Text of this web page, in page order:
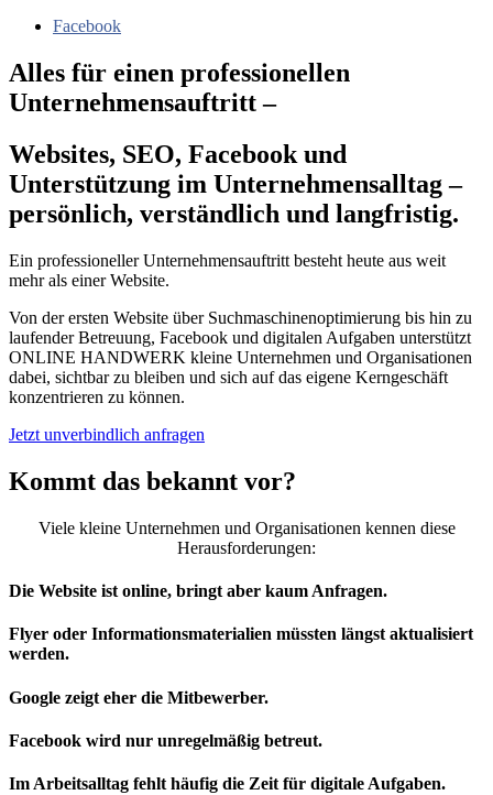
Facebook
Alles für einen professionellen
Unternehmensauftritt –
Websites, SEO, Facebook und
Unterstützung im Unternehmensalltag –
persönlich, verständlich und langfristig.
Ein professioneller Unternehmensauftritt besteht heute aus weit
mehr als einer Website.
Von der ersten Website über Suchmaschinenoptimierung bis hin zu
laufender Betreuung, Facebook und digitalen Aufgaben unterstützt
ONLINE HANDWERK kleine Unternehmen und Organisationen
dabei, sichtbar zu bleiben und sich auf das eigene Kerngeschäft
konzentrieren zu können.
Jetzt unverbindlich anfragen
Kommt das bekannt vor?
Viele kleine Unternehmen und Organisationen kennen diese
Herausforderungen:
Die Website ist online, bringt aber kaum Anfragen.
Flyer oder Informationsmaterialien müssten längst aktualisiert
werden.
Google zeigt eher die Mitbewerber.
Facebook wird nur unregelmäßig betreut.
Im Arbeitsalltag fehlt häufig die Zeit für digitale Aufgaben.